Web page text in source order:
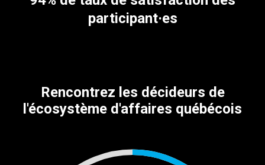
participant·es
Rencontrez les décideurs de
l'écosystème d'affaires québécois